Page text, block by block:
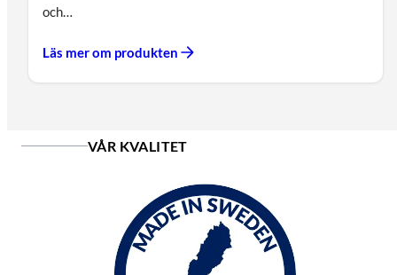
och…
Läs mer om produkten
VÅR KVALITET